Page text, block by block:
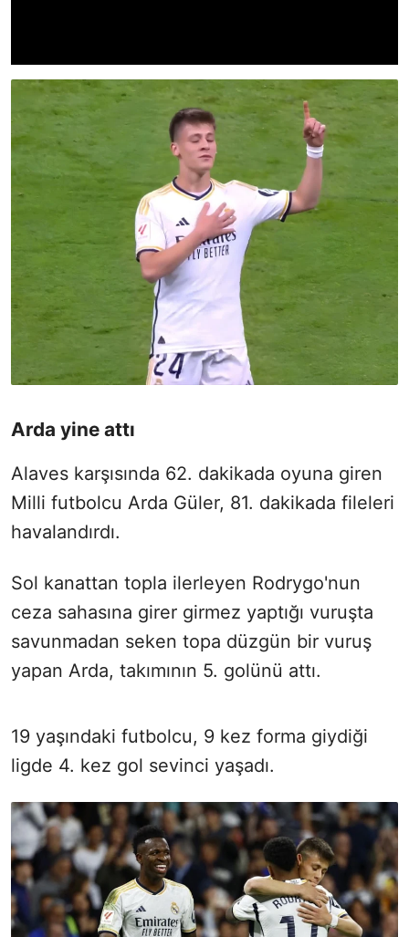
Arda yine attı
Alaves karşısında 62. dakikada oyuna giren
Milli futbolcu Arda Güler, 81. dakikada fileleri
havalandırdı.
Sol kanattan topla ilerleyen Rodrygo'nun
ceza sahasına girer girmez yaptığı vuruşta
savunmadan seken topa düzgün bir vuruş
yapan Arda, takımının 5. golünü attı.
19 yaşındaki futbolcu, 9 kez forma giydiği
ligde 4. kez gol sevinci yaşadı.